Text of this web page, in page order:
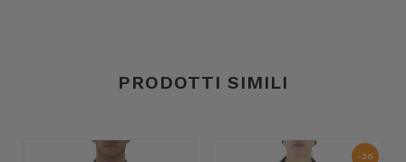
PRODOTTI SIMILI
-30